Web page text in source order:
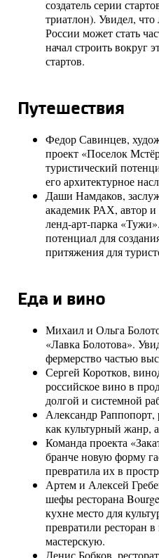
создатель серии
триатлон). Увидел,
России может стать
начал строить вокруг
стартов.
Путешествия
Федор Савинцев,
проект «Поселок
туристический
его архитектурное
Даши Намдаков,
академик РАХ, автор
ленд-арт-парка
потенциал для
притяжения для
Еда и вино
Михаил и Ольга
«Лавка Болотова».
фермерство частью
Сергей Коротков,
российское вино в
долгой и системной
Александр Раппопорт,
как культурный жанр,
Команда проекта
бранче новую форму
превратила их в
Артем и Алексей
шефы ресторана
кухне место для
превратили ресторан
мастерскую.